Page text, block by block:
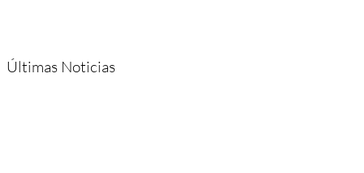
Últimas Noticias